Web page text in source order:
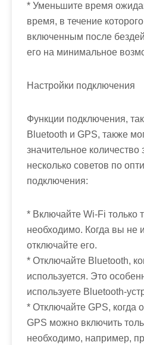
* Уменьшите время
время, в течение
включенным после
его на минимальное
Настройки подключения
Функции подключения,
Bluetooth и GPS, также
значительное
несколько советов по
подключения:
* Включайте Wi-Fi только
необходимо. Когда вы не
отключайте его.
* Отключайте Bluetooth,
используется. Это
используете Bluetooth-
* Отключайте GPS, когда
GPS можно включить
необходимо, например,